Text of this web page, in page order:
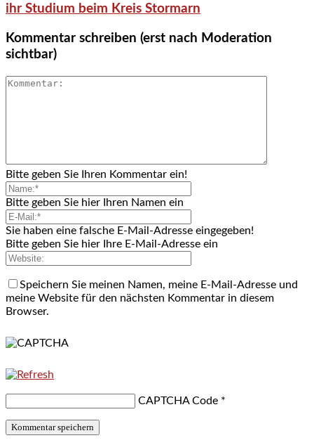
ihr Studium beim Kreis Stormarn
Kommentar schreiben (erst nach Moderation
sichtbar)
Bitte geben Sie Ihren Kommentar ein!
Bitte geben Sie hier Ihren Namen ein
Sie haben eine falsche E-Mail-Adresse eingegeben!
Bitte geben Sie hier Ihre E-Mail-Adresse ein
Speichern Sie meinen Namen, meine E-Mail-Adresse und
meine Website für den nächsten Kommentar in diesem
Browser.
CAPTCHA Code *